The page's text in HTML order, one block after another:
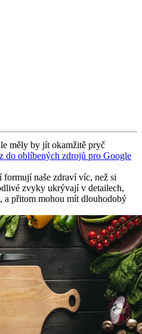
měly by jít okamžitě pryč
do oblíbených zdrojů pro Google
naše zdraví víc, než si
zvyky ukrývají v detailech,
a přitom mohou mít dlouhodobý